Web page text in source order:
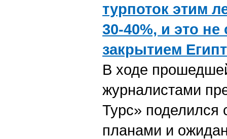
турпоток этим
30-40%, и это не
закрытием
В ходе
журналистами
Турс» поделился
планами и